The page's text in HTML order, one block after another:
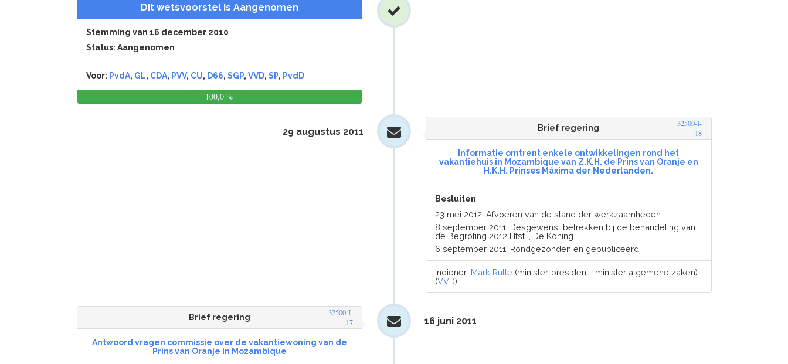
Dit wetsvoorstel is Aangenomen
Stemming van 16 december 2010
Status: Aangenomen
Voor: PvdA, GL, CDA, PVV, CU, D66, SGP, VVD, SP, PvdD
100,0 %
Brief regering
32500-I-
18
Informatie omtrent enkele ontwikkelingen rond het
vakantiehuis in Mozambique van Z.K.H. de Prins van Oranje en
H.K.H. Prinses Máxima der Nederlanden.
Besluiten
23 mei 2012: Afvoeren van de stand der werkzaamheden
8 september 2011: Desgewenst betrekken bij de behandeling van
de Begroting 2012 Hfst I, De Koning
6 september 2011: Rondgezonden en gepubliceerd
Indiener: Mark Rutte (minister-president , minister algemene zaken)
(VVD)
29 augustus 2011
Brief regering
32500-I-
17
Antwoord vragen commissie over de vakantiewoning van de
Prins van Oranje in Mozambique
16 juni 2011